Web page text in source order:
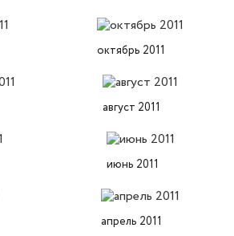
октябрь 2011
август 2011
июнь 2011
апрель 2011